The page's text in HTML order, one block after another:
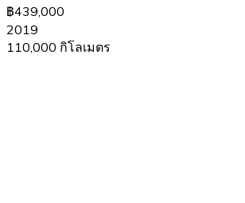
฿439,000
2019
110,000 กิโลเมตร